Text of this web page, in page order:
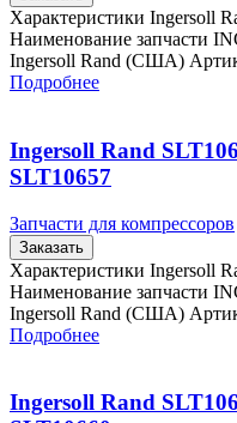
Характеристики Ingersoll
Наименование запчасти
Ingersoll Rand (США)
Подробнее
Ingersoll Rand
SLT10657
Запчасти для компрессоров
Заказать
Характеристики Ingersoll
Наименование запчасти
Ingersoll Rand (США)
Подробнее
Ingersoll Rand